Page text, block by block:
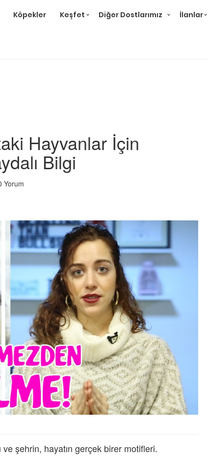
Köpekler Keşfet Diğer Dostlarımız İlanlar
Hayvanlar İçin
Bilgi
Yorum
şehrin, hayatın gerçek birer motifleri.
Dünya
Durum,
Bakın
Bilgileri
22.05.2020
Kedi Seven Kadınların Bir Dünya
Harikası Olduğunun 15 Kanıtı
22.05.2020
Türkiye'de Pitbull Beslemek
Yasal mı? 2025 Güncel Durum,
Yasalar ve Cezalar
30.10.2025
Havaalanında 1 Hafta Boyunca
Bekletilen Kimsenin
Sahiplenmediği Kutudan Bakın
Ne Çıkıyor
22.05.2020
Türkiye’deki Hayvan
Hastaneleri ve İletişim Bilgileri